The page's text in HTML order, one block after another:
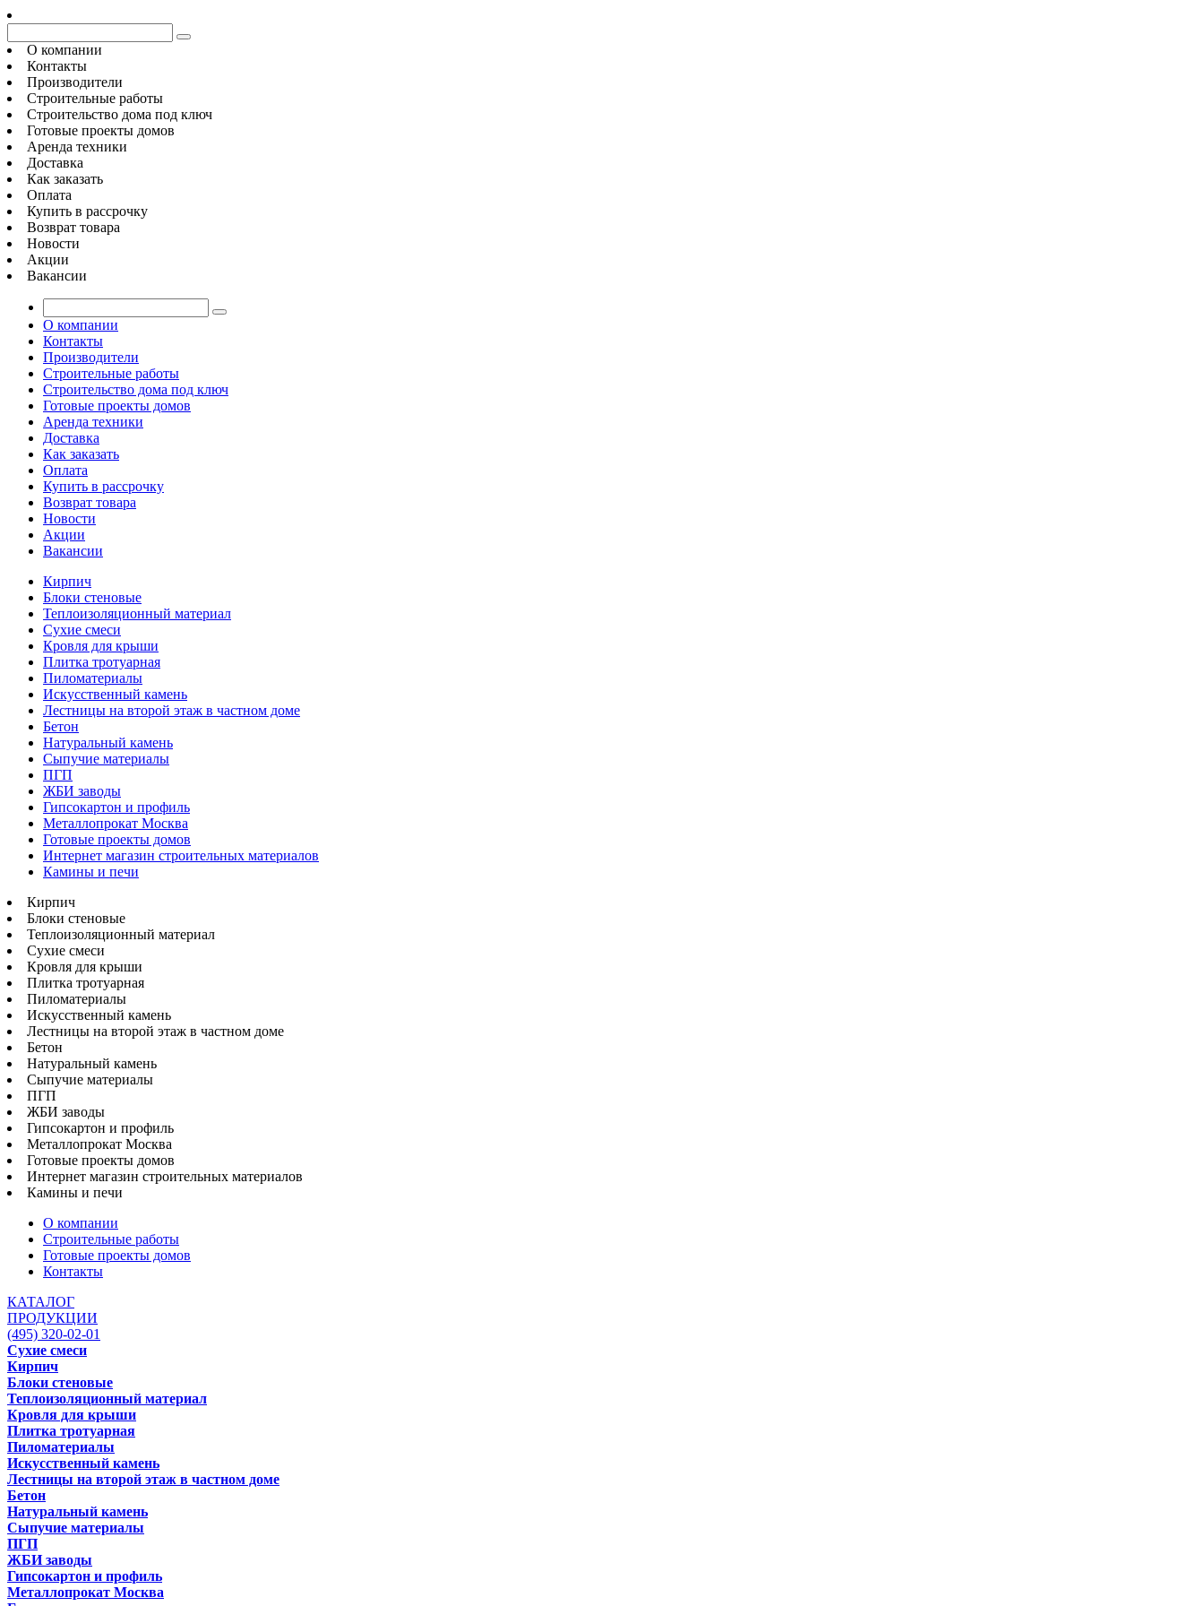
О компании
Контакты
Производители
Строительные работы
Строительство дома под ключ
Готовые проекты домов
Аренда техники
Доставка
Как заказать
Оплата
Купить в рассрочку
Возврат товара
Новости
Акции
Вакансии
О компании
Контакты
Производители
Строительные работы
Строительство дома под ключ
Готовые проекты домов
Аренда техники
Доставка
Как заказать
Оплата
Купить в рассрочку
Возврат товара
Новости
Акции
Вакансии
Кирпич
Блоки стеновые
Теплоизоляционный материал
Сухие смеси
Кровля для крыши
Плитка тротуарная
Пиломатериалы
Искусственный камень
Лестницы на второй этаж в частном доме
Бетон
Натуральный камень
Сыпучие материалы
ПГП
ЖБИ заводы
Гипсокартон и профиль
Металлопрокат Москва
Готовые проекты домов
Интернет магазин строительных материалов
Камины и печи
Кирпич
Блоки стеновые
Теплоизоляционный материал
Сухие смеси
Кровля для крыши
Плитка тротуарная
Пиломатериалы
Искусственный камень
Лестницы на второй этаж в частном доме
Бетон
Натуральный камень
Сыпучие материалы
ПГП
ЖБИ заводы
Гипсокартон и профиль
Металлопрокат Москва
Готовые проекты домов
Интернет магазин строительных материалов
Камины и печи
О компании
Строительные работы
Готовые проекты домов
Контакты
КАТАЛОГ
ПРОДУКЦИИ
(495) 320-02-01
Сухие смеси
Кирпич
Блоки стеновые
Теплоизоляционный материал
Кровля для крыши
Плитка тротуарная
Пиломатериалы
Искусственный камень
Лестницы на второй этаж в частном доме
Бетон
Натуральный камень
Сыпучие материалы
ПГП
ЖБИ заводы
Гипсокартон и профиль
Металлопрокат Москва